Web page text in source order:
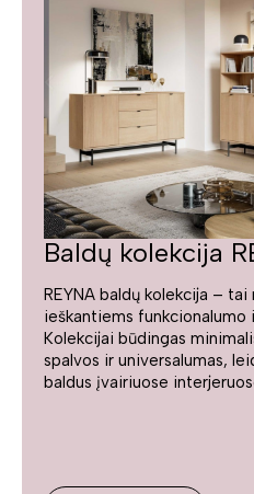
Baldų kolekcija
REYNA baldų kolekcija –
ieškantiems
Kolekcijai būdingas
spalvos ir universalumas,
baldus įvairiuose